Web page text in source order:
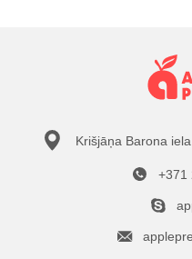
Krišjāņa Barona
+371